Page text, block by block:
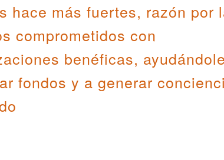
hace más fuertes, razón por
comprometidos con
benéficas,
fondos y a generar